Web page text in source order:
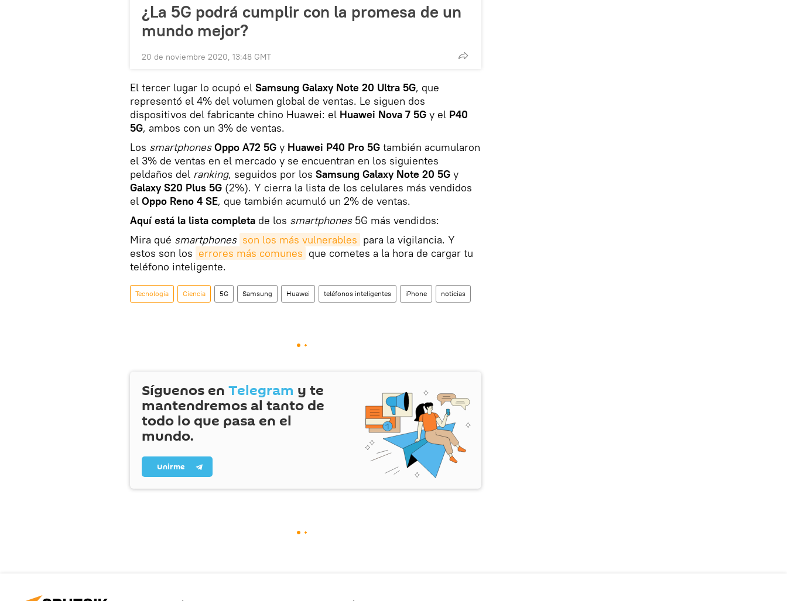
¿La 5G podrá cumplir con la promesa de un
mundo mejor?
20 de noviembre 2020, 13:48 GMT
El tercer lugar lo ocupó el Samsung Galaxy Note 20 Ultra 5G, que
representó el 4% del volumen global de ventas. Le siguen dos
dispositivos del fabricante chino Huawei: el Huawei Nova 7 5G y el P40
5G, ambos con un 3% de ventas.
Los smartphones Oppo A72 5G y Huawei P40 Pro 5G también acumularon
el 3% de ventas en el mercado y se encuentran en los siguientes
peldaños del ranking, seguidos por los Samsung Galaxy Note 20 5G y
Galaxy S20 Plus 5G (2%). Y cierra la lista de los celulares más vendidos
el Oppo Reno 4 SE, que también acumuló un 2% de ventas.
Aquí está la lista completa de los smartphones5G más vendidos:
Mira qué smartphones son los más vulnerables para la vigilancia. Y
estos son los errores más comunes que cometes a la hora de cargar tu
teléfono inteligente.
Tecnología Ciencia 5G Samsung Huawei teléfonos inteligentes iPhone noticias
Síguenos en Telegram y te
mantendremos al tanto de
todo lo que pasa en el
mundo.
Unirme